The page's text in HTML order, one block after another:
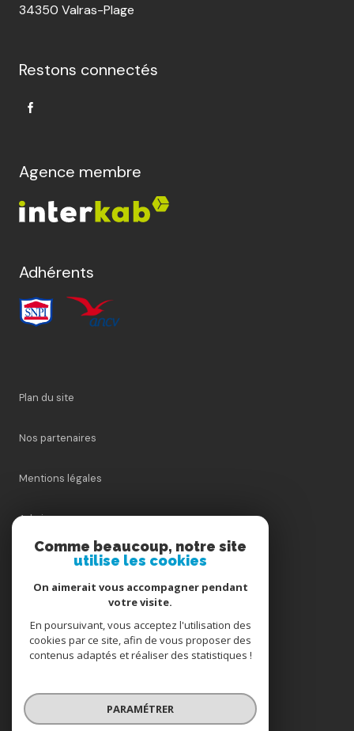
34350 Valras-Plage
Restons connectés
Agence membre
Adhérents
Plan du site
Nos partenaires
Mentions légales
Admin
Nos honoraires
Cookies
© 2026 | Tous droits réservés
Comme beaucoup, notre site
utilise les cookies
On aimerait vous accompagner pendant
votre visite.
En poursuivant, vous acceptez l'utilisation des
cookies par ce site, afin de vous proposer des
contenus adaptés et réaliser des statistiques !
PARAMÉTRER